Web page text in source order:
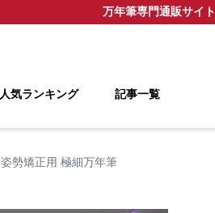
万年筆専門通販サイト
人気ランキング 記事一覧
姿勢矯正用 極細万年筆